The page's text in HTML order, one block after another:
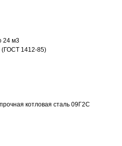
24 м3
(ГОСТ 1412-85)
котловая сталь 09Г2С